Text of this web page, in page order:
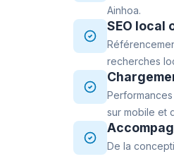
Ainhoa.
SEO local
recherches
sur mobile et
De la